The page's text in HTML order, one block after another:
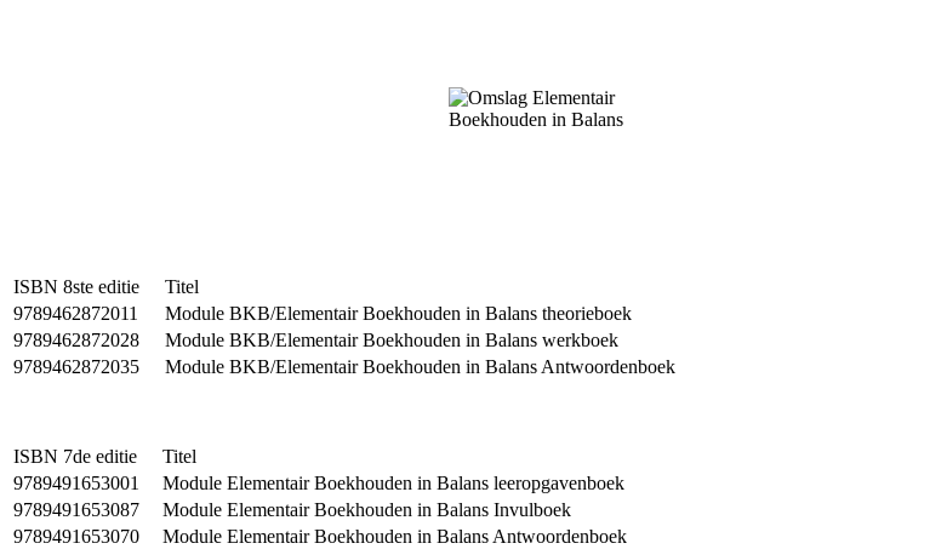
ISBN 8ste editie
Titel
9789462872011
Module BKB/Elementair Boekhouden in Balans theorieboek
9789462872028
Module BKB/Elementair Boekhouden in Balans werkboek
9789462872035
Module BKB/Elementair Boekhouden in Balans Antwoordenboek
ISBN 7de editie
Titel
9789491653001
Module Elementair Boekhouden in Balans leeropgavenboek
9789491653087
Module Elementair Boekhouden in Balans Invulboek
9789491653070
Module Elementair Boekhouden in Balans Antwoordenboek